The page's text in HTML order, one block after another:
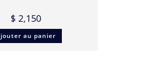
$ 2,150
au panier